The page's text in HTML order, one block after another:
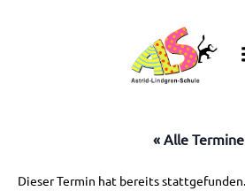
springen
« Alle Termine
Dieser Termin hat bereits stattgefunden.